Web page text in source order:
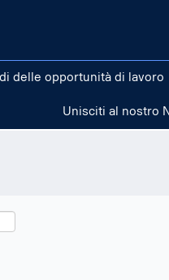
delle opportunità di lavoro
Unisciti al nostro